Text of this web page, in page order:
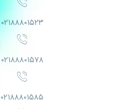
۰۲۱۸۸۸۰۱۵۲۳
۰۲۱۸۸۸۰۱۵۷۸
۰۲۱۸۸۸۰۱۵۸۵